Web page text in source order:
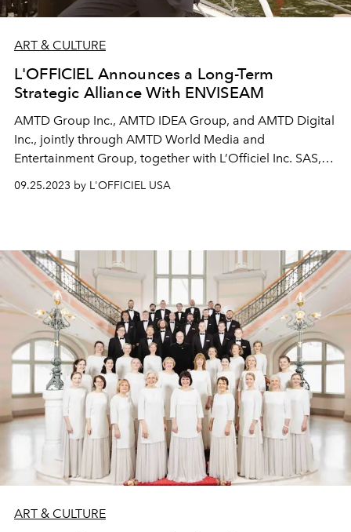
ART & CULTURE
L'OFFICIEL Announces a Long-Term
Strategic Alliance With ENVISEAM
AMTD Group Inc., AMTD IDEA Group, and AMTD Digital
Inc., jointly through AMTD World Media and
Entertainment Group, together with L’Officiel Inc. SAS,
announce a long term strategic alliance with ENVISEAM,
a trailblazer in the realms of fine art, entertainment, and
09.25.2023 by L'OFFICIEL USA
ART & CULTURE